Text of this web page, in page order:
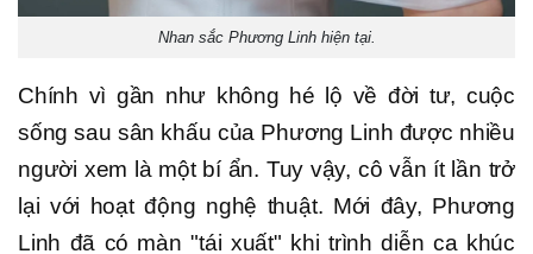
Nhan sắc Phương Linh hiện tại.
Chính vì gần như không hé lộ về đời tư, cuộc
sống sau sân khấu của Phương Linh được nhiều
người xem là một bí ẩn. Tuy vậy, cô vẫn ít lần trở
lại với hoạt động nghệ thuật. Mới đây, Phương
Linh đã có màn "tái xuất" khi trình diễn ca khúc